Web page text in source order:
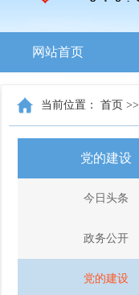
网站首页
当前位置： 首页 >>
党的建设
今日头条
政务公开
党的建设